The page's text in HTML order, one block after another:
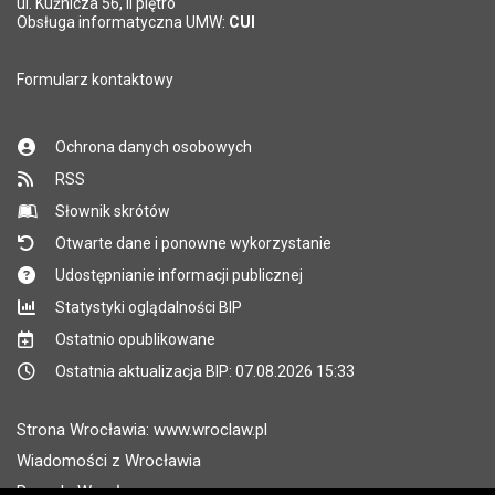
Pole wymagane
Obsługa informatyczna UMW: CUI
Formularz kontaktowy
Ochrona danych osobowych
RSS
Słownik skrótów
Otwarte dane i ponowne wykorzystanie
Udostępnianie informacji publicznej
Statystyki oglądalności BIP
Ostatnio opublikowane
Ostatnia aktualizacja BIP: 07.08.2026 15:33
Strona Wrocławia: www.wroclaw.pl
Wiadomości z Wrocławia